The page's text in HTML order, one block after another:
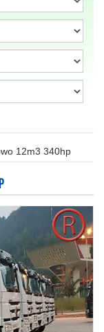
12m3 340hp